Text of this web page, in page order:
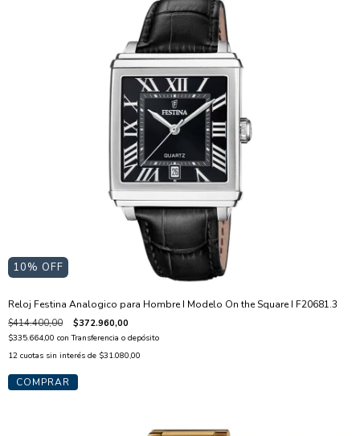
10% OFF
Reloj Festina Analogico para Hombre I Modelo On the Square I F20681.3
$414.400,00 $372.960,00
$335.664,00 con Transferencia o depósito
12 cuotas sin interés de $31.080,00